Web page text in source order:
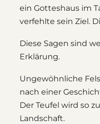
ein Gotteshaus im
verfehlte sein Ziel.
Diese Sagen sind
Erklärung.
Ungewöhnliche
nach einer
Der Teufel wird so
Landschaft.